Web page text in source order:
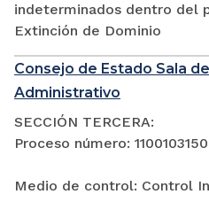
indeterminados dentro del
Extinción de Dominio
Consejo de Estado Sala
Administrativo
SECCIÓN TERCERA:
Proceso número:
Medio de control: Control